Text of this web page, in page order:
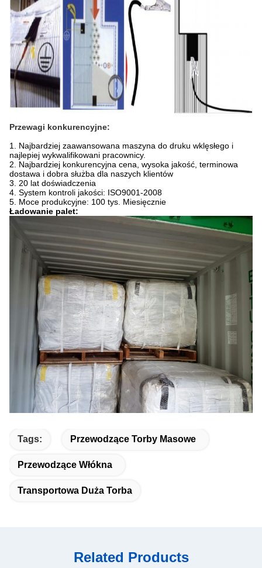
Przewagi konkurencyjne:
1. Najbardziej zaawansowana maszyna do druku wklęsłego i
najlepiej wykwalifikowani pracownicy.
2. Najbardziej konkurencyjna cena, wysoka jakość, terminowa
dostawa i dobra służba dla naszych klientów
3. 20 lat doświadczenia
4. System kontroli jakości: ISO9001-2008
5. Moce produkcyjne: 100 tys. Miesięcznie
Ładowanie palet:
Tags: Przewodzące Torby Masowe
Przewodzące Włókna
Transportowa Duża Torba
Related Products